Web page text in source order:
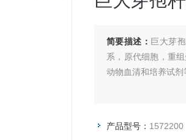
简要描述： 巨大芽
系，原代细胞，重
动物血清和培养试剂
产品型号： 1572200